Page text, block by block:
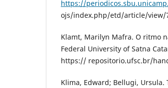
https://
ojs/index.php/etd/article/view/
Klamt, Marilyn Mafra. O ritmo
Federal University of Satna
https:// repositorio.ufsc.br/
Klima, Edward; Bellugi, Ursula.